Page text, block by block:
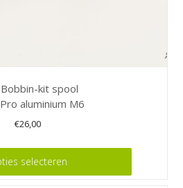
kit spool
aluminium M6
€26,00
selecteren